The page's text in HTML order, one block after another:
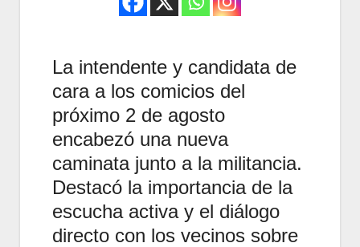
La intendente y candidata de
cara a los comicios del
próximo 2 de agosto
encabezó una nueva
caminata junto a la militancia.
Destacó la importancia de la
escucha activa y el diálogo
directo con los vecinos sobre